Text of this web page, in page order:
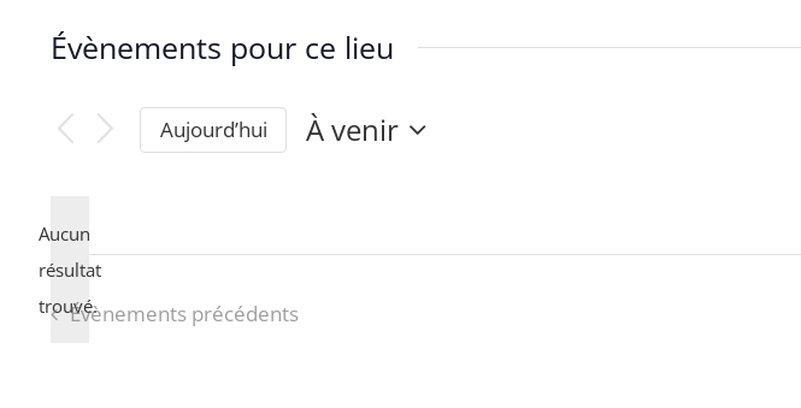
Évènements pour ce lieu
Aucun
résultat
trouvé.
Aujourd’hui
À venir
Évènementsprécédents